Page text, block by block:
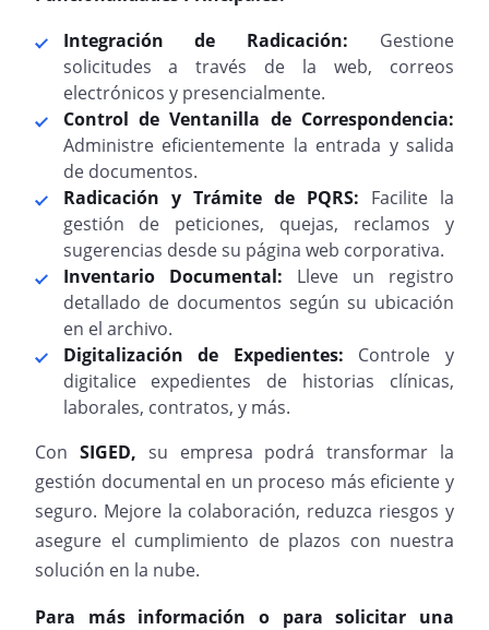
Integración de Radicación: Gestione
solicitudes a través de la web, correos
electrónicos y presencialmente.
Control de Ventanilla de Correspondencia:
Administre eficientemente la entrada y salida
de documentos.
Radicación y Trámite de PQRS: Facilite la
gestión de peticiones, quejas, reclamos y
sugerencias desde su página web corporativa.
Inventario Documental: Lleve un registro
detallado de documentos según su ubicación
en el archivo.
Digitalización de Expedientes: Controle y
digitalice expedientes de historias clínicas,
laborales, contratos, y más.
Con SIGED, su empresa podrá transformar la
gestión documental en un proceso más eficiente y
seguro. Mejore la colaboración, reduzca riesgos y
asegure el cumplimiento de plazos con nuestra
solución en la nube.
Para más información o para solicitar una